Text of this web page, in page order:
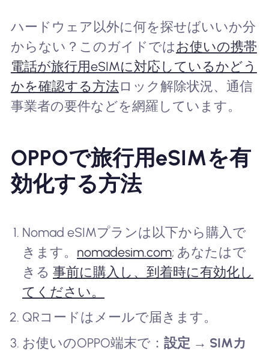
ハードウェア以外に何を探せばいいか分
からない？このガイドではお使いの携帯
電話が旅行用eSIMに対応しているかどう
かを確認する方法ロック解除状況、通信
事業者の要件などを網羅しています。
OPPOで旅行用eSIMを有
効化する方法
Nomad eSIMプランは以下から購入で
きます。 nomadesim.com; あなたはで
きる事前に購入し、到着時に有効化し
てください。
QRコードはメールで届きます。
お使いのOPPO端末で：設定 → SIMカ